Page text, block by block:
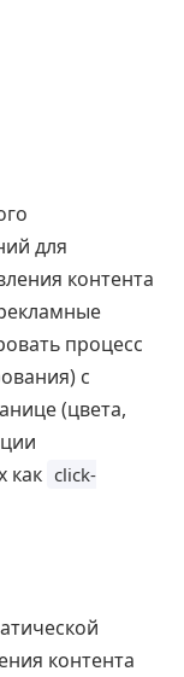
для
контента
процесс
с
(цвета,
как click-
контента